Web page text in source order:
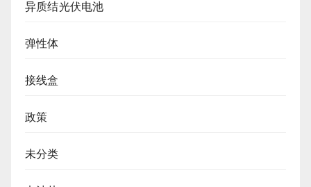
异质结光伏电池
弹性体
接线盒
政策
未分类